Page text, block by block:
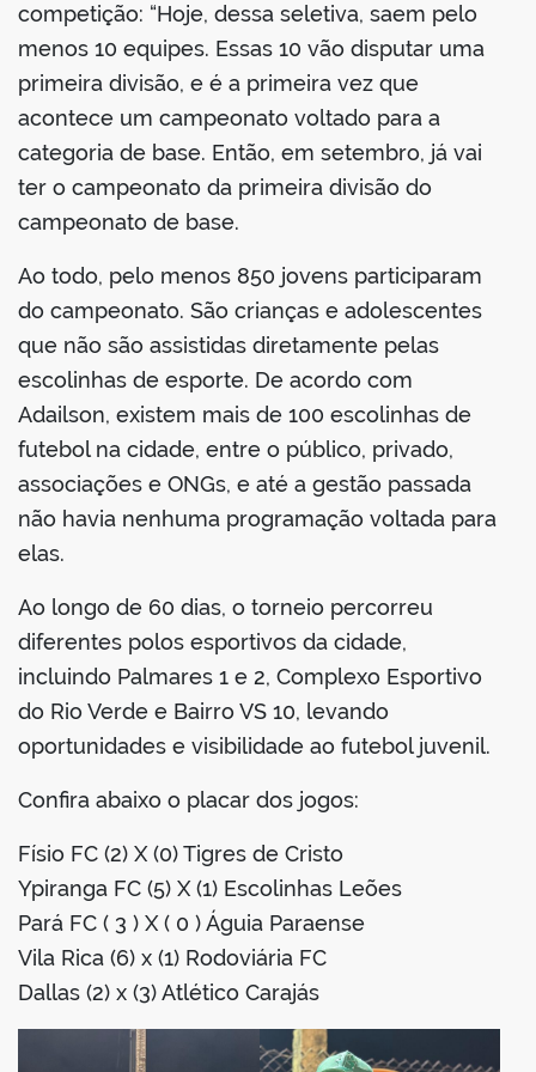
competição: “Hoje, dessa seletiva, saem pelo
menos 10 equipes. Essas 10 vão disputar uma
primeira divisão, e é a primeira vez que
acontece um campeonato voltado para a
categoria de base. Então, em setembro, já vai
ter o campeonato da primeira divisão do
campeonato de base.
Ao todo, pelo menos 850 jovens participaram
do campeonato. São crianças e adolescentes
que não são assistidas diretamente pelas
escolinhas de esporte. De acordo com
Adailson, existem mais de 100 escolinhas de
futebol na cidade, entre o público, privado,
associações e ONGs, e até a gestão passada
não havia nenhuma programação voltada para
elas.
Ao longo de 60 dias, o torneio percorreu
diferentes polos esportivos da cidade,
incluindo Palmares 1 e 2, Complexo Esportivo
do Rio Verde e Bairro VS 10, levando
oportunidades e visibilidade ao futebol juvenil.
Confira abaixo o placar dos jogos:
Físio FC (2) X (0) Tigres de Cristo
Ypiranga FC (5) X (1) Escolinhas Leões
Pará FC ( 3 ) X ( 0 ) Águia Paraense
Vila Rica (6) x (1) Rodoviária FC
Dallas (2) x (3) Atlético Carajás